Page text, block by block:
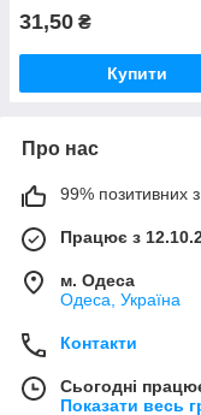
31,50 ₴
Купити
Про нас
99% позитивних з
Працює з
м. Одеса
Одеса, Україна
Контакти
Сьогодні
Показати весь